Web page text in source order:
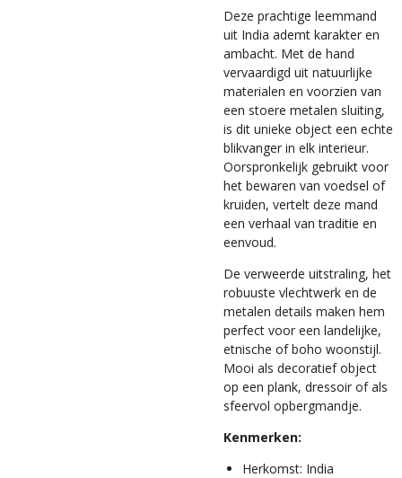
Deze prachtige leemmand
uit India ademt karakter en
ambacht. Met de hand
vervaardigd uit natuurlijke
materialen en voorzien van
een stoere metalen sluiting,
is dit unieke object een echte
blikvanger in elk interieur.
Oorspronkelijk gebruikt voor
het bewaren van voedsel of
kruiden, vertelt deze mand
een verhaal van traditie en
eenvoud.
De verweerde uitstraling, het
robuuste vlechtwerk en de
metalen details maken hem
perfect voor een landelijke,
etnische of boho woonstijl.
Mooi als decoratief object
op een plank, dressoir of als
sfeervol opbergmandje.
Kenmerken:
Herkomst: India